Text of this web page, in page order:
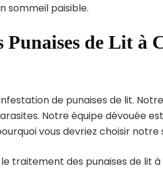
sommeil paisible.
Punaises de Lit à
de punaises de lit.
Notre équipe dévouée
vous devriez choisir notre
traitement des punaises de lit